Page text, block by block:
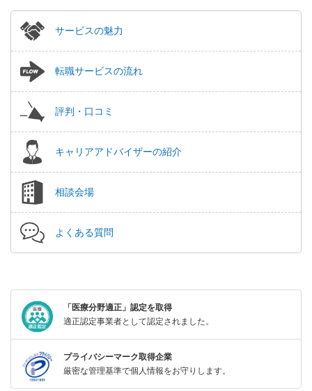
サービスの魅力
転職サービスの流れ
評判・口コミ
キャリアアドバイザーの紹介
相談会場
よくある質問
「医療分野適正」認定を取得
適正認定事業者として認定されました。
プライバシーマーク取得企業
厳密な管理基準で個人情報をお守りします。